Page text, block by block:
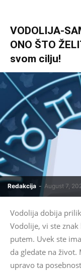
VODOLIJA-
ONO ŠTO
svom cilju!
Redakcija - August 7,
Vodolija dobija
Vodolije, vi ste
putem. Uvek ste
da gledate na život.
upravo ta